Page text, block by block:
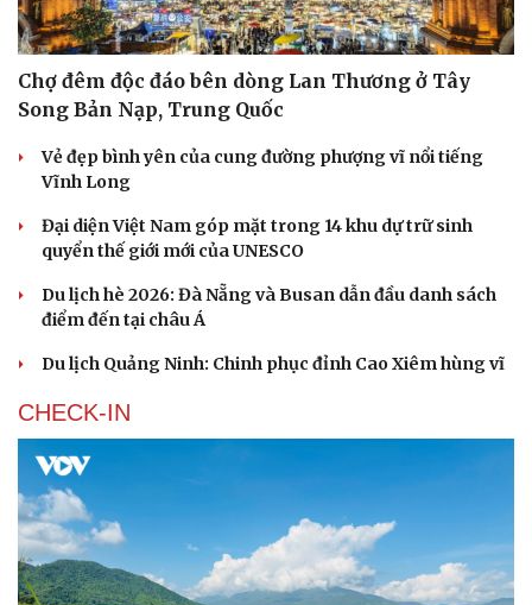
Chợ đêm độc đáo bên dòng Lan Thương ở Tây
Song Bản Nạp, Trung Quốc
Vẻ đẹp bình yên của cung đường phượng vĩ nổi tiếng
Vĩnh Long
Đại diện Việt Nam góp mặt trong 14 khu dự trữ sinh
quyển thế giới mới của UNESCO
Du lịch hè 2026: Đà Nẵng và Busan dẫn đầu danh sách
điểm đến tại châu Á
Du lịch Quảng Ninh: Chinh phục đỉnh Cao Xiêm hùng vĩ
CHECK-IN